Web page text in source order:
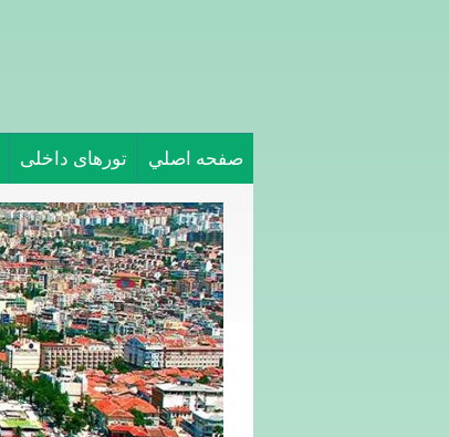
صفحه اصلي تورهای داخلی